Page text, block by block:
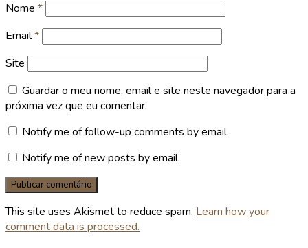
Nome *
Email*
Site
Guardar o meu nome, email e site neste navegador para a
próxima vez que eu comentar.
Notify me of follow-up comments by email.
Notify me of new posts by email.
This site uses Akismet to reduce spam. Learn how your
comment data is processed.